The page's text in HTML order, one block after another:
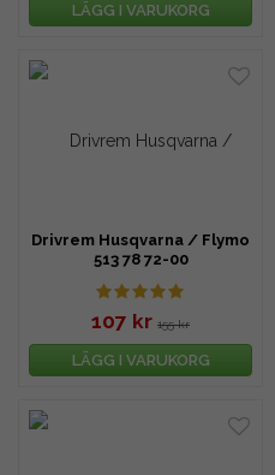
LÄGG I VARUKORG
Drivrem Husqvarna / Flymo
513 78 72-00
107 kr 155 kr
LÄGG I VARUKORG